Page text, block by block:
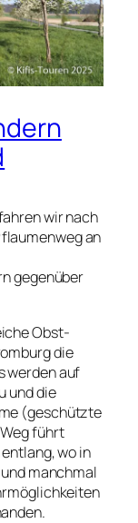
wir nach
an
gegenüber
Obst-
die
werden auf
und die
(geschützte
führt
wo in
manchmal